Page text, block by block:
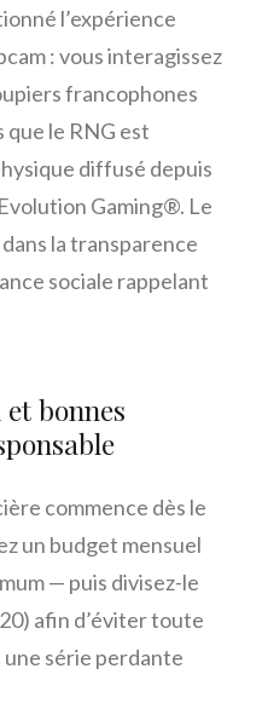
l’expérience
: vous interagissez
francophones
le RNG est
diffusé depuis
Gaming®. Le
la transparence
sociale rappelant
bonnes
commence dès le
un budget mensuel
— puis divisez-le
afin d’éviter toute
série perdante